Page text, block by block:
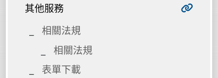
其他服務
相關法規
相關法規
表單下載